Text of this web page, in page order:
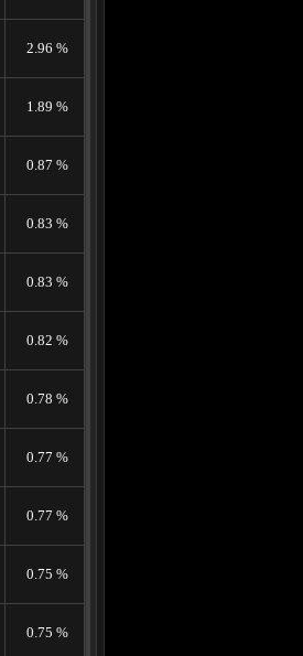
2.96 %
1.89 %
0.87 %
0.83 %
0.83 %
0.82 %
0.78 %
0.77 %
0.77 %
0.75 %
0.75 %